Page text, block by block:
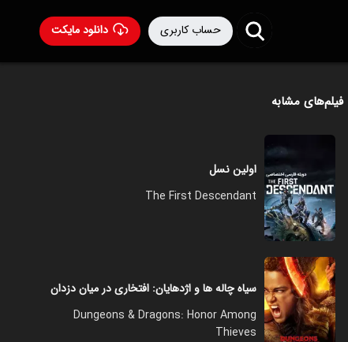
دانلود مایکت حساب کاربری
فیلم‌های مشابه
اولین نسل
The First Descendant
سیاه‌ چاله ها و اژدهایان: افتخاری در میان دزدان
Dungeons & Dragons: Honor Among
Thieves